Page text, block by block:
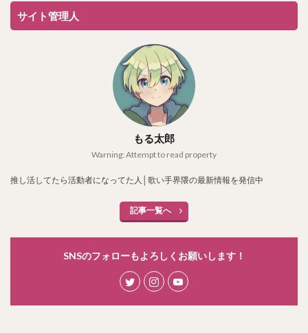
サイト管理人
もる太郎
Warning: Attempt to read property
推し活してたら活動者になってた人│歌い手界隈の最新情報を発信中
記事一覧へ
SNSのフォローもよろしくお願いします！